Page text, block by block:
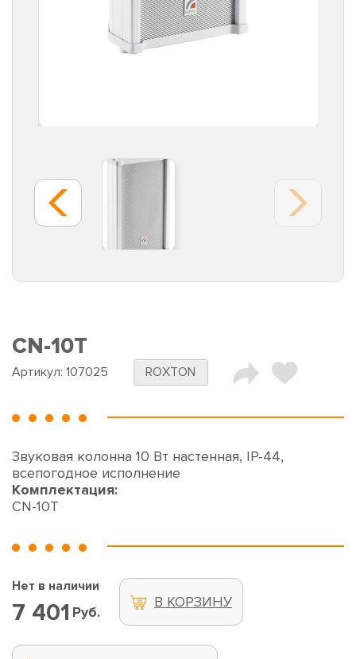
CN-10T
Артикул: 107025 ROXTON
Звуковая колонна 10 Вт настенная, IP-44,
всепогодное исполнение
Комплектация:
CN-10T
Нет в наличии
7 401 Руб.
В КОРЗИНУ